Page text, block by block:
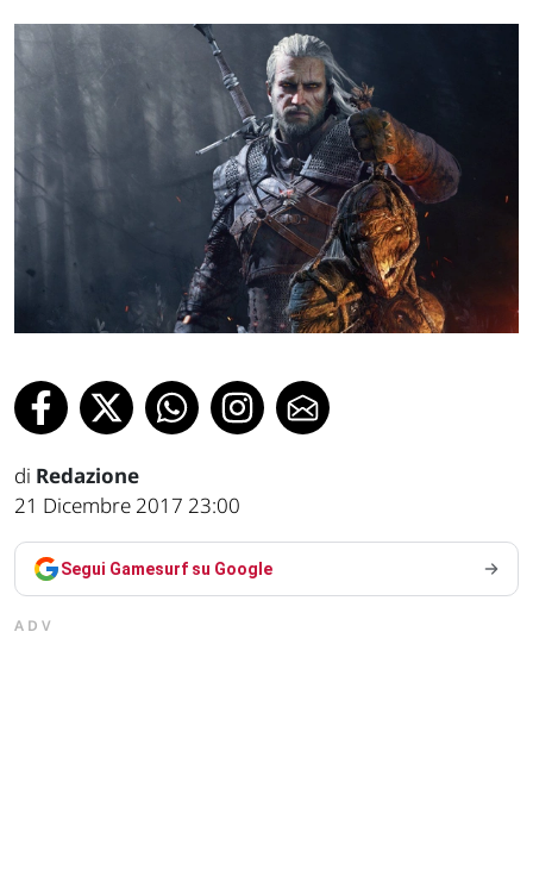
di Redazione
21 Dicembre 2017 23:00
Segui Gamesurf su Google
ADV